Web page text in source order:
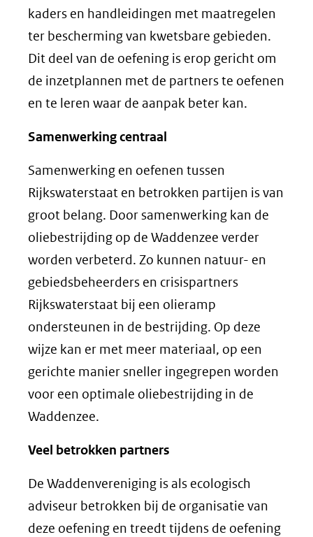
kaders en handleidingen met maatregelen
ter bescherming van kwetsbare gebieden.
Dit deel van de oefening is erop gericht om
de inzetplannen met de partners te oefenen
en te leren waar de aanpak beter kan.
Samenwerking centraal
Samenwerking en oefenen tussen
Rijkswaterstaat en betrokken partijen is van
groot belang. Door samenwerking kan de
oliebestrijding op de Waddenzee verder
worden verbeterd. Zo kunnen natuur- en
gebiedsbeheerders en crisispartners
Rijkswaterstaat bij een olieramp
ondersteunen in de bestrijding. Op deze
wijze kan er met meer materiaal, op een
gerichte manier sneller ingegrepen worden
voor een optimale oliebestrijding in de
Waddenzee.
Veel betrokken partners
De Waddenvereniging is als ecologisch
adviseur betrokken bij de organisatie van
deze oefening en treedt tijdens de oefening